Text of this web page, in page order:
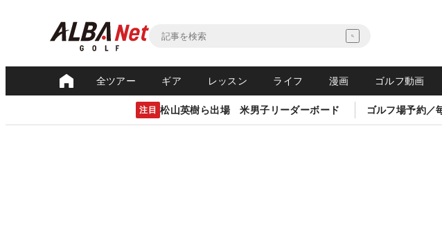
全ツアー ギア レッスン ライフ 漫画 ゴルフ動画
注目 松山英樹ら出場 米男子リーダーボード ゴルフ場予約／